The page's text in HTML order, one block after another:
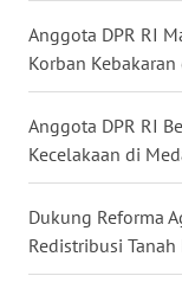
Anggota DPR RI
Korban
Anggota DPR RI
Kecelakaan di
Dukung Reforma
Redistribusi
WN
MALUT
WN
DAIRI
WN
DANAU
TOBA